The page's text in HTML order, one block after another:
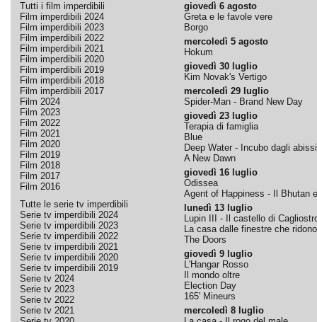
Tutti i film imperdibili
Film imperdibili 2024
Film imperdibili 2023
Film imperdibili 2022
Film imperdibili 2021
Film imperdibili 2020
Film imperdibili 2019
Film imperdibili 2018
Film imperdibili 2017
Film 2024
Film 2023
Film 2022
Film 2021
Film 2020
Film 2019
Film 2018
Film 2017
Film 2016
Tutte le serie tv imperdibili
Serie tv imperdibili 2024
Serie tv imperdibili 2023
Serie tv imperdibili 2022
Serie tv imperdibili 2021
Serie tv imperdibili 2020
Serie tv imperdibili 2019
Serie tv 2024
Serie tv 2023
Serie tv 2022
Serie tv 2021
giovedì 6 agosto
Greta e le favole vere
Borgo
mercoledì 5 agosto
Hokum
giovedì 30 luglio
Kim Novak's Vertigo
mercoledì 29 luglio
Spider-Man - Brand New Day
giovedì 23 luglio
Terapia di famiglia
Blue
Deep Water - Incubo dagli abissi
A New Dawn
giovedì 16 luglio
Odissea
Agent of Happiness - Il Bhutan
lunedì 13 luglio
Lupin III - Il castello di
La casa dalle finestre che ridono
The Doors
giovedì 9 luglio
L'Hangar Rosso
Il mondo oltre
Election Day
165' Mineurs
mercoledì 8 luglio